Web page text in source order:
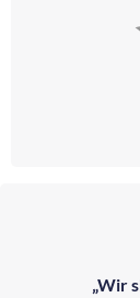
„Wir